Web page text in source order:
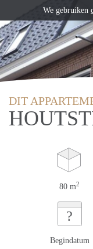
DIT
80 m2
?
Begindatum
We gebruiken